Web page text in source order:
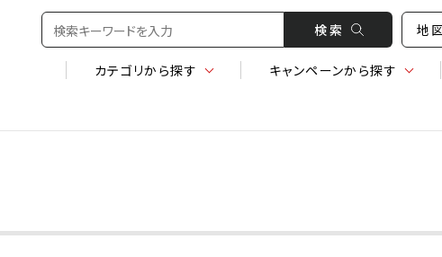
検 索 地
カテゴリから探す キャンペーンから探す